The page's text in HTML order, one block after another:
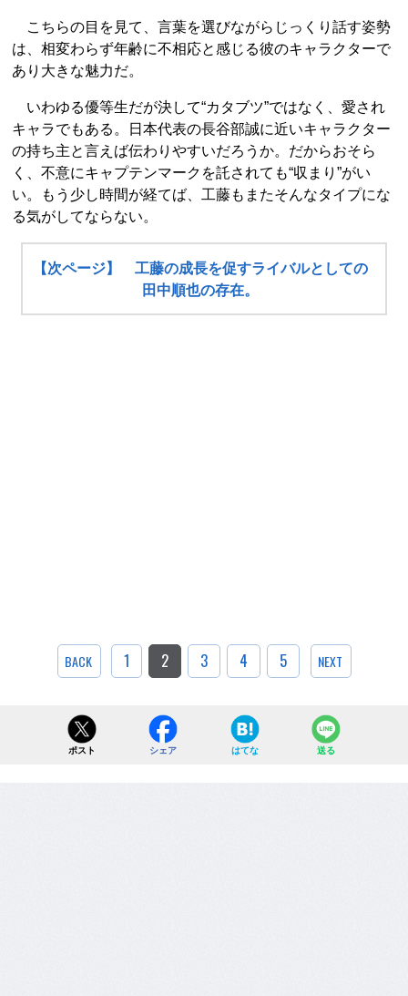
こちらの目を見て、言葉を選びながらじっくり話す姿勢
は、相変わらず年齢に不相応と感じる彼のキャラクターで
あり大きな魅力だ。
いわゆる優等生だが決して“カタブツ”ではなく、愛され
キャラでもある。日本代表の長谷部誠に近いキャラクター
の持ち主と言えば伝わりやすいだろうか。だからおそら
く、不意にキャプテンマークを託されても“収まり”がい
い。もう少し時間が経てば、工藤もまたそんなタイプにな
る気がしてならない。
【次ページ】 工藤の成長を促すライバルとしての
田中順也の存在。
BACK 1 2 3 4 5 NEXT
ポスト シェア はてな 送る